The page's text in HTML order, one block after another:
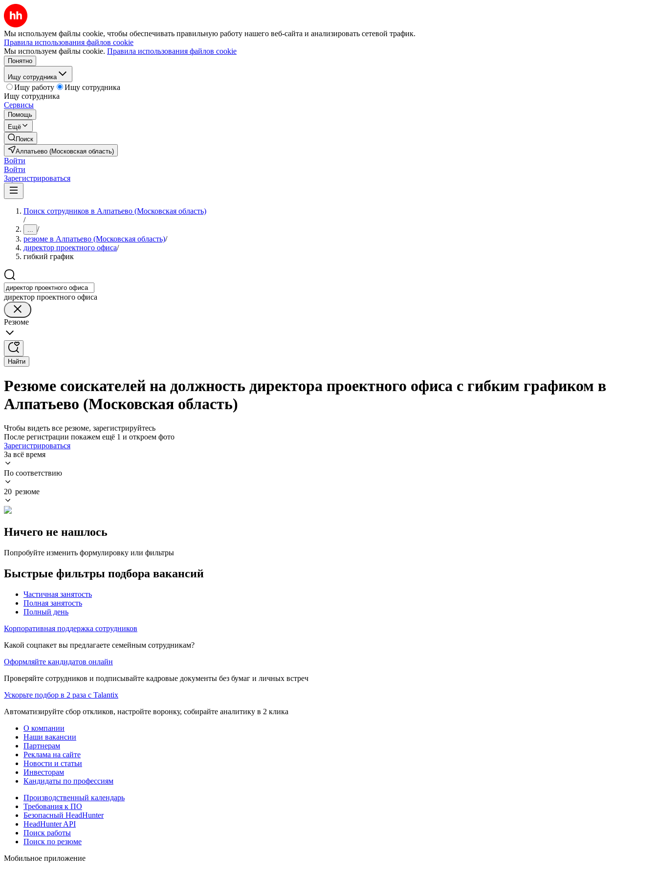
Мы используем файлы cookie, чтобы обеспечивать правильную работу нашего веб-сайта и анализировать сетевой трафик.
Правила использования файлов cookie
Мы используем файлы cookie. Правила использования файлов cookie
Понятно
Ищу сотрудника
Ищу работу
Ищу сотрудника
Ищу сотрудника
Сервисы
Помощь
Ещё
Поиск
Алпатьево (Московская область)
Войти
Войти
Зарегистрироваться
Поиск сотрудников в Алпатьево (Московская область)
/
... /
резюме в Алпатьево (Московская область)/
директор проектного офиса/
гибкий график
директор проектного офиса
Резюме
Найти
Резюме соискателей на должность директора проектного офиса с гибким графиком в
Алпатьево (Московская область)
Чтобы видеть все резюме, зарегистрируйтесь
После регистрации покажем ещё 1 и откроем фото
Зарегистрироваться
За всё время
По соответствию
20 резюме
Ничего не нашлось
Попробуйте изменить формулировку или фильтры
Быстрые фильтры подбора вакансий
Частичная занятость
Полная занятость
Полный день
Корпоративная поддержка сотрудников
Какой соцпакет вы предлагаете семейным сотрудникам?
Оформляйте кандидатов онлайн
Проверяйте сотрудников и подписывайте кадровые документы без бумаг и личных встреч
Ускорьте подбор в 2 раза с Talantix
Автоматизируйте сбор откликов, настройте воронку, собирайте аналитику в 2 клика
О компании
Наши вакансии
Партнерам
Реклама на сайте
Новости и статьи
Инвесторам
Кандидаты по профессиям
Производственный календарь
Требования к ПО
Безопасный HeadHunter
HeadHunter API
Поиск работы
Поиск по резюме
Мобильное приложение